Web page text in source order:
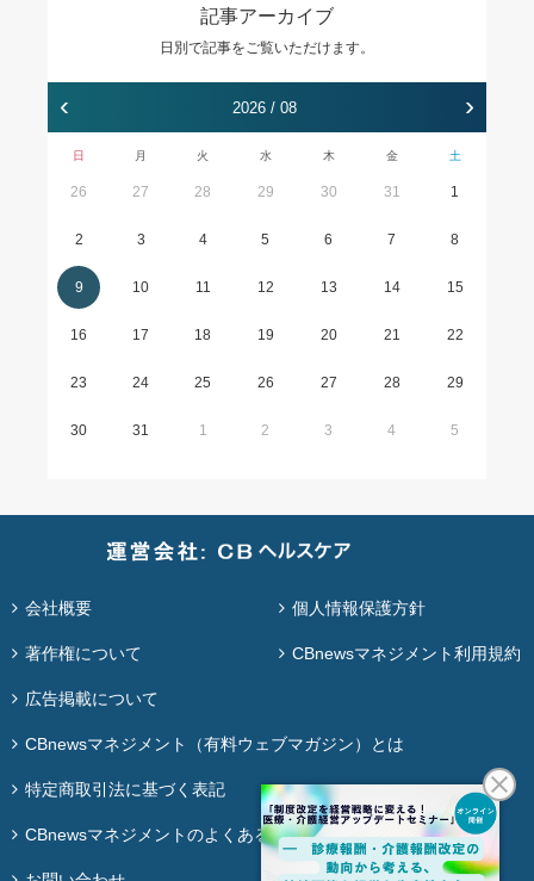
記事アーカイブ
日別で記事をご覧いただけます。
‹ 2026 / 08 ›
日 月 火 水 木 金 土
26 27 28 29 30 31 1
2 3 4 5 6 7 8
9 10 11 12 13 14 15
16 17 18 19 20 21 22
23 24 25 26 27 28 29
30 31 1 2 3 4 5
会社概要 個人情報保護方針
著作権について CBnewsマネジメント利用規約
広告掲載について
CBnewsマネジメント（有料ウェブマガジン）とは
特定商取引法に基づく表記
CBnewsマネジメントのよくある質問